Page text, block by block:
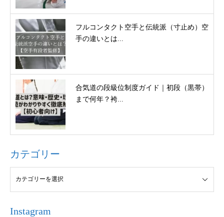
フルコンタクト空手と伝統派（寸止め）空
手の違いとは...
合気道の段級位制度ガイド｜初段（黒帯）
まで何年？袴...
カテゴリー
Instagram